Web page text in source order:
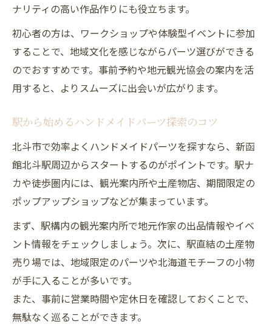
北斗市ならではの地域素材とパーツ活用術
地域素材を生かしたハンドメイドパーツ選
び
北斗市の独自素材が光るパーツ活用アイデ
ア
せ方
ハンドメイドパーツで感じる北斗市の個性
地域の魅力を活かすパーツ活用のポイント
実用的なお土産選びとハンドメイド体験のコツ
ぶコツ
お土産選びに最適なハンドメイドパーツ活
用法
旅の思い出になるパーツを選ぶポイント紹
介
ナリティの高い作品作りにも役立ちます。
初心者の方は、ワークショップや体験型イベントに参加
することで、地域文化を感じながらパーツ選びができる
のでおすすめです。事前予約や地元観光協会の案内を活
用すると、よりスムーズに出会いが広がります。
駅から始めるハンドメイドパーツ探索のコツ
北斗市で効率よくハンドメイドパーツを探すなら、新函
館北斗駅周辺からスタートするのがポイントです。駅ナ
カや徒歩圏内には、観光案内所や土産物店、期間限定の
ポップアップショップなどが集まっています。
まず、駅構内の観光案内所で地元作家の出品情報やイベ
ント情報をチェックしましょう。次に、駅直結の土産物
売り場では、地域限定のパーツや北海道モチーフの小物
が手に入ることが多いです。
また、事前に営業時間や定休日を確認しておくことで、
無駄なく巡ることができます。